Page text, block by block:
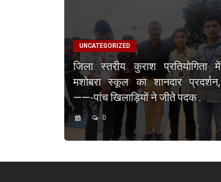
UNCATEGORIZED
जिला स्तरीय कुराश प्रतियोगिता में
मशोबरा स्कूल का शानदार प्रदर्शन,
——-पांच खिलाड़ियों ने जीते पदक .
0